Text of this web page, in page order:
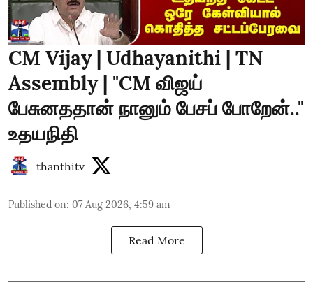
CM Vijay | Udhayanithi | TN
Assembly | "CM விஜய்
பேசுனததான் நானும் பேசப் போறேன்.."
உதயநிதி
thanthitv
Published on: 07 Aug 2026, 4:59 am
Read More